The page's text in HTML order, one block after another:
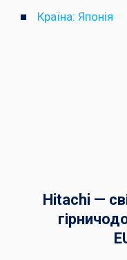
Країна: Японія
Hitachi —